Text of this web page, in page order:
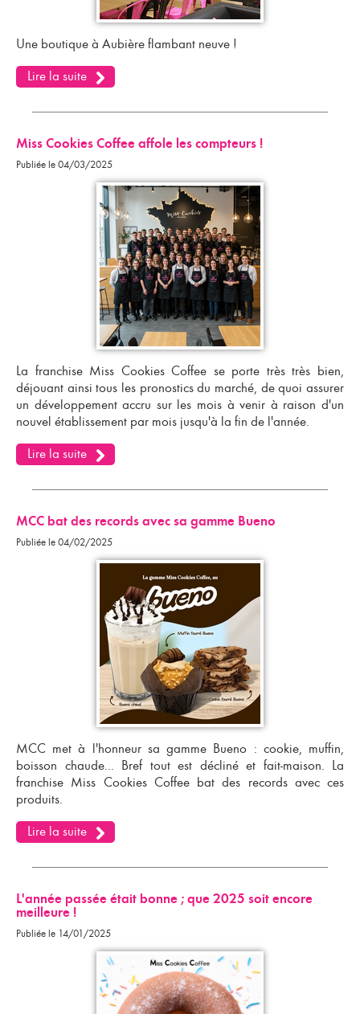
Une boutique à Aubière flambant neuve !
Lire la suite
Miss Cookies Coffee affole les compteurs !
Publiée le 04/03/2025
La franchise Miss Cookies Coffee se porte très très bien,
déjouant ainsi tous les pronostics du marché, de quoi assurer
un développement accru sur les mois à venir à raison d'un
nouvel établissement par mois jusqu'à la fin de l'année.
Lire la suite
MCC bat des records avec sa gamme Bueno
Publiée le 04/02/2025
MCC met à l'honneur sa gamme Bueno : cookie, muffin,
boisson chaude... Bref tout est décliné et fait-maison. La
franchise Miss Cookies Coffee bat des recordsavec ces
produits.
Lire la suite
L'année passée était bonne ; que 2025 soit encore
meilleure !
Publiée le 14/01/2025